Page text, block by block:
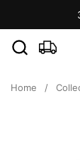
Home /